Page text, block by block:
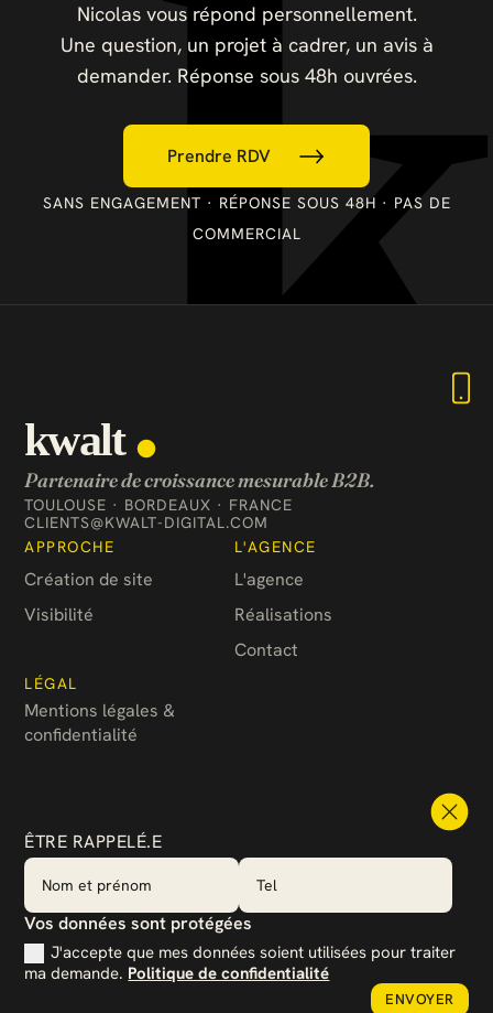
Nicolas vous répond personnellement.
Une question, un projet à cadrer, un avis à
demander. Réponse sous 48h ouvrées.
Prendre RDV
SANS ENGAGEMENT · RÉPONSE SOUS 48H · PAS DE
COMMERCIAL
Partenaire de croissance mesurable B2B.
TOULOUSE · BORDEAUX · FRANCE
CLIENTS@KWALT-DIGITAL.COM
APPROCHE
Création de site
Visibilité
L'AGENCE
L'agence
Réalisations
Contact
LÉGAL
Mentions légales &
confidentialité
ÊTRE RAPPELÉ.E
Vos données sont protégées
J'accepte que mes données soient utilisées pour traiter
ma demande. Politique de confidentialité
ENVOYER